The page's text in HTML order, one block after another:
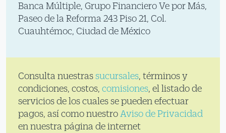
Banca Múltiple, Grupo Financiero Ve por Más,
Paseo de la Reforma 243 Piso 21, Col.
Cuauhtémoc, Ciudad de México
Consulta nuestras sucursales, términos y
condiciones, costos, comisiones, el listado de
servicios de los cuales se pueden efectuar
pagos, así como nuestro Aviso de Privacidad
en nuestra página de internet